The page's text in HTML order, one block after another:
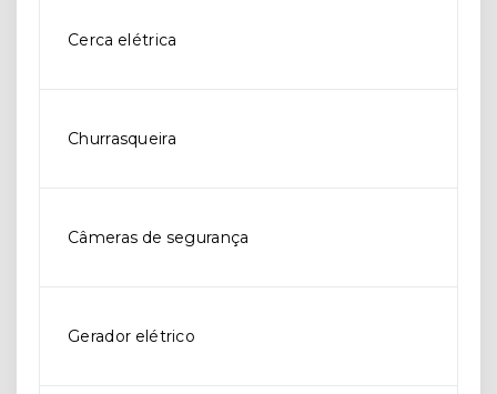
Cerca elétrica
Churrasqueira
Câmeras de segurança
Gerador elétrico